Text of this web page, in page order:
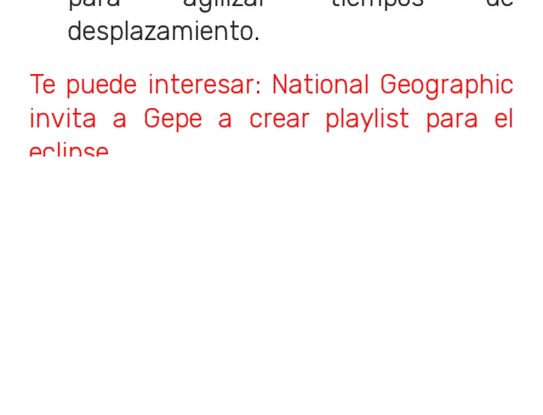
desplazamiento.
Te puede interesar: National Geographic
invita a Gepe a crear playlist para el
eclipse